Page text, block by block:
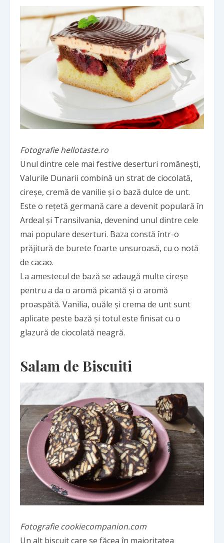
Fotografie hellotaste.ro
Unul dintre cele mai festive deserturi românești,
Valurile Dunarii combină un strat de ciocolată,
cireșe, cremă de vanilie și o bază dulce de unt.
Este o rețetă germană care a devenit populară în
Ardeal și Transilvania, devenind unul dintre cele
mai populare deserturi. Baza constă într-o
prăjitură de burete foarte unsuroasă, cu o notă
de cacao.
La amestecul de bază se adaugă multe cireșe
pentru a da o aromă picantă și o aromă
proaspătă. Vanilia, ouăle și crema de unt sunt
aplicate peste bază și totul este finisat cu o
glazură de ciocolată neagră.
Salam de Biscuiti
Fotografie cookiecompanion.com
Un alt biscuit care se făcea în majoritatea